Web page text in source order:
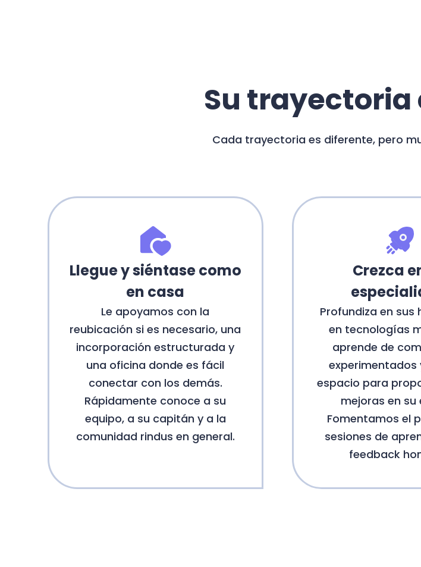
Su
Cada trayectoria es diferente, pero
Llegue y siéntase como
en casa
Le apoyamos con la
reubicación si es necesario, una
incorporación estructurada y
una oficina donde es fácil
conectar con los demás.
Rápidamente conoce a su
equipo, a su capitán y a la
comunidad rindus en general.
Crezca
Profundiza en sus
en tecnologías
aprende de
experimentados
espacio para
mejoras en su
Fomentamos el
sesiones de
feedback